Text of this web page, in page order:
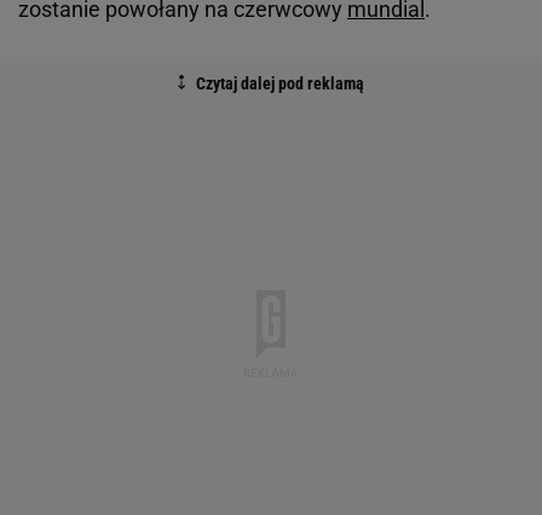
zostanie powołany na czerwcowy mundial .